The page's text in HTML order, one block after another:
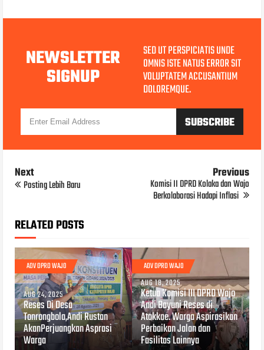
NEWSLETTER
SIGNUP
SED UT PERSPICIATIS UNDE
OMNIS ISTE NATUS ERROR SIT
VOLUPTATEM ACCUSANTIUM
DOLOREMQUE.
Next
Posting Lebih Baru
Previous
Komisi II DPRD Kolaka dan Wajo
Berkolaborasi Hadapi Inflasi
RELATED POSTS
ADV DPRD WAJO
AUG 24, 2025
Reses Di Desa
Tonrongbola,Andi Rustan
AkanPerjuangkan Asprasi
Warga
ADV DPRD WAJO
AUG 18, 2025
Ketua Komisi III DPRD Wajo
Andi Bayuni Reses di
Atakkae. Warga Aspirasikan
Perbaikan Jalan dan
Fasilitas Lainnya